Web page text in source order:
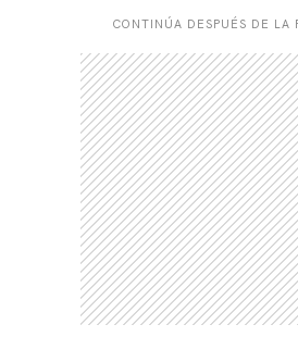
CONTINÚA DESPUÉS DE LA